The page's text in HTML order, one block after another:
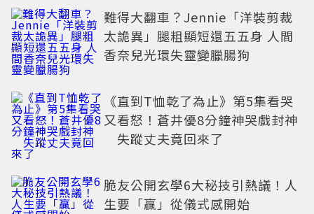
難得大翻車？Jennie「洋裝剪裁
太詭異」腿粗顯短還五五身 人間
香奈兒光環失靈變臘腸狗
《直到T恤乾了為止》第5集看哭
又看怒！蒼井優8分鐘神哭戲封神
失蹤丈夫竟回來了
脆友公開玄學6大秘技引熱議！人
生要「贏」從儀式感開始